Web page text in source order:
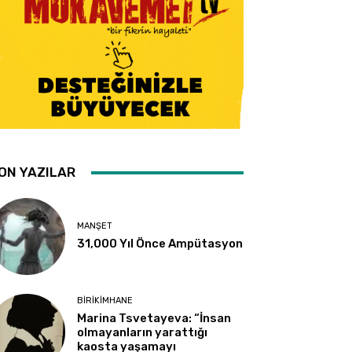
YAZILAR
MANŞET
31,000 Yıl Önce Ampütasyon
BIRIKIMHANE
Marina Tsvetayeva: “İnsan
olmayanların yarattığı
kaosta yaşamayı